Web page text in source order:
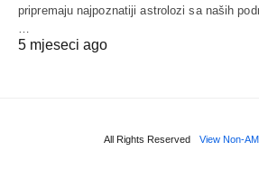
pripremaju najpoznatiji astrolozi sa naših
5 mjeseci ago
All Rights Reserved View Non-